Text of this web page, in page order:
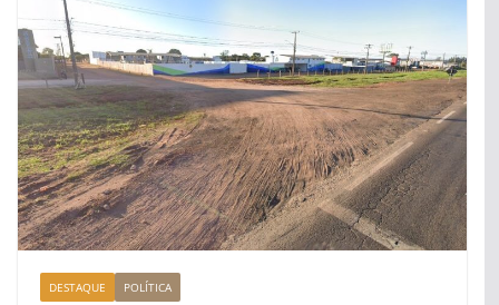
DESTAQUE POLÍTICA